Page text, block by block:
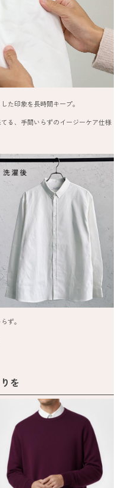
た印象を長時間キープ。
る、手間いらずのイージーケア仕様
ず。
を